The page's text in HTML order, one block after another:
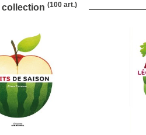
collection (100 art.)